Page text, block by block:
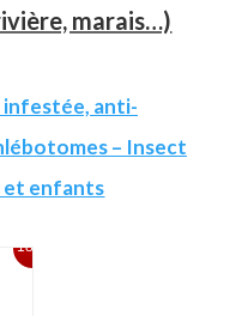
marais…)
infestée, anti-
– Insect
et enfants
18%